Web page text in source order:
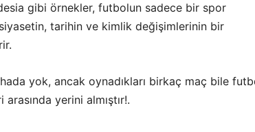
gibi örnekler, futbolun sadece bir spor
siyasetin, tarihin ve kimlik değişimlerinin bir
yok, ancak oynadıkları birkaç maç bile
yerini almıştır!.